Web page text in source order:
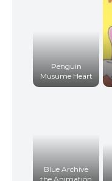
Penguin
Musume Heart
Blue Archive
the Animation